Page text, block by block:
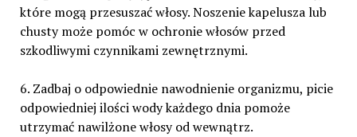
które mogą przesuszać włosy. Noszenie kapelusza lub
chusty może pomóc w ochronie włosów przed
szkodliwymi czynnikami zewnętrznymi.
6. Zadbaj o odpowiednie nawodnienie organizmu, picie
odpowiedniej ilości wody każdego dnia pomoże
utrzymać nawilżone włosy od wewnątrz.